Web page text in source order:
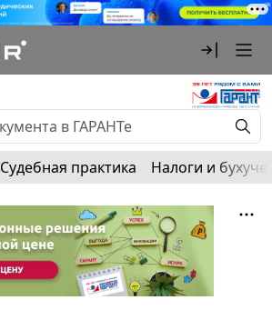
Судебная практика Налоги и